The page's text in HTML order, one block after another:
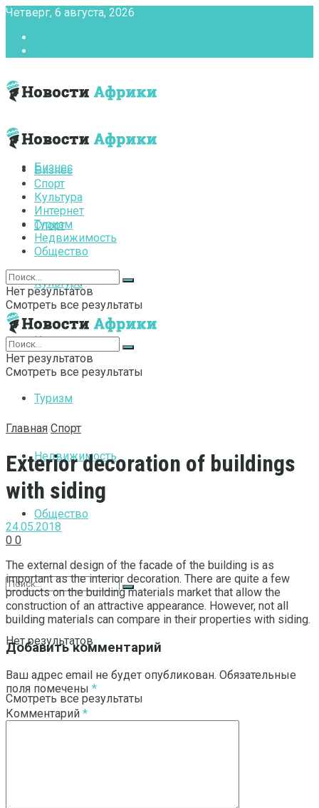
Четверг, 6 августа, 2026
Бизнес
Спорт
Культура
Интернет
Туризм
Недвижимость
Общество
Нет результатов
Смотреть все результаты
Бизнес
Спорт
Культура
Интернет
Туризм
Недвижимость
Общество
Нет результатов
Смотреть все результаты
Нет результатов
Смотреть все результаты
Главная Спорт
Exterior decoration of buildings
with siding
24.05.2018
0 0
The external design of the facade of the building is as
important as the interior decoration. There are quite a few
products on the building materials market that allow the
construction of an attractive appearance. However, not all
building materials can compare in their properties with siding.
Добавить комментарий
Ваш адрес email не будет опубликован. Обязательные
поля помечены *
Комментарий *